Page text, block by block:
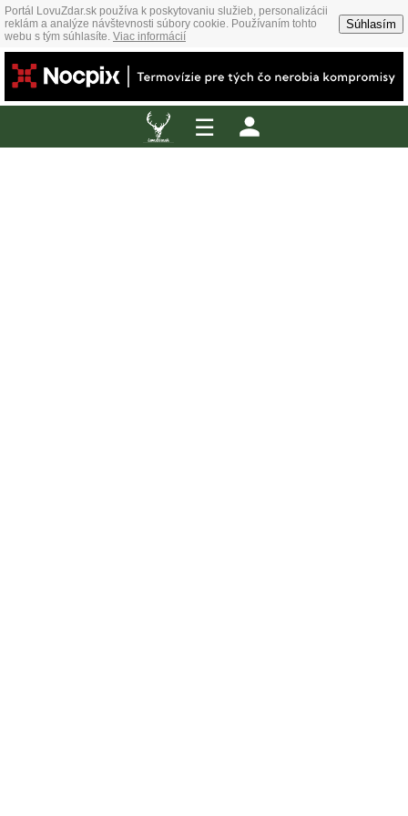
Portál LovuZdar.sk používa k poskytovaniu služieb, personalizácii
reklám a analýze návštevnosti súbory cookie. Používaním tohto
webu s tým súhlasíte. Viac informácií
Súhlasím
☰